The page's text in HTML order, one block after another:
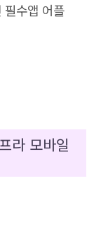
필수앱 어플
라 모바일